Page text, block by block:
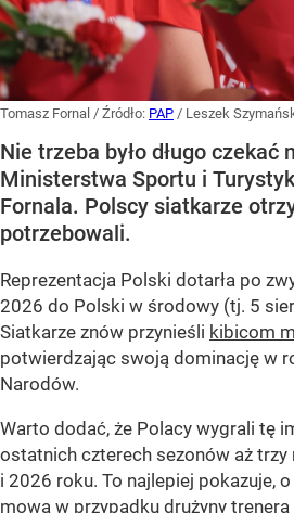
Tomasz Fornal / Źródło: PAP / Leszek
Nie trzeba było długo czekać
Ministerstwa Sportu i
Fornala. Polscy siatkarze
potrzebowali.
Reprezentacja Polski dotarła po
2026 do Polski w środowy (tj. 5
Siatkarze znów przynieśli kibicom
potwierdzając swoją dominację w
Narodów.
Warto dodać, że Polacy wygrali tę
ostatnich czterech sezonów aż trzy
i 2026 roku. To najlepiej pokazuje,
mowa w przypadku drużyny